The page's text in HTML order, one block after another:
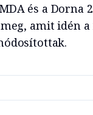
és a Dorna
amit idén a